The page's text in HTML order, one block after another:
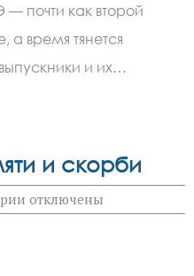
когда
ждать
результаты
и
как
— почти как второй
а время тянется
и их…
и скорби
к
записи
отключены